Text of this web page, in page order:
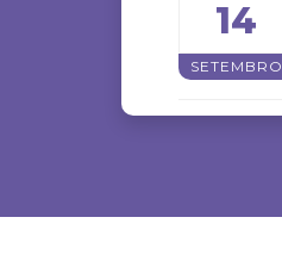
14
SETEMBRO